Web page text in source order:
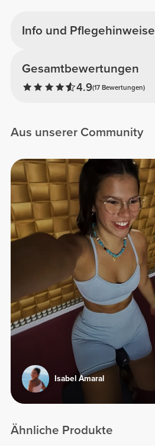
Info und Pflegehinweise
Gesamtbewertungen
4.9(17 Bewertungen)
Aus unserer Community
Isabel Amaral
Ähnliche Produkte